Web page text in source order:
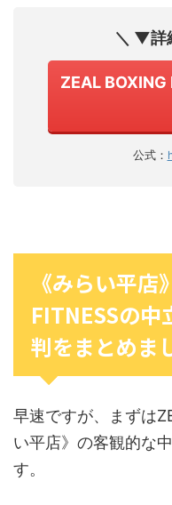
＼ ▼詳
ZEAL BOXING
公式：
《みらい平店
FITNESSの
判をまとめま
早速ですが、まずは
い平店》の客観的な
す。